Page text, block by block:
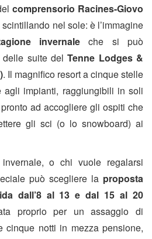
comprensorio Racines-Giovo
nel sole: è l’immagine
invernale
che si può
delle suite del Tenne Lodges &
. Il magnifico resort a cinque stelle
agli impianti, raggiungibili in soli
ad accogliere gli ospiti che
gli sci (o lo snowboard) ai
o chi vuole regalarsi
può scegliere la proposta
dall’8 al 13 e dal 15 al 20
proprio per un assaggio di
cinque notti in mezza pensione,